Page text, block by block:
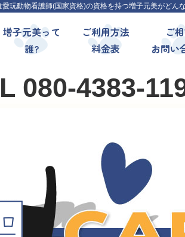
玩動物看護師(国家資格)の資格を持つ増子元美がどん
増子元美って
誰?
ご利用方法
料金表
ご
お問い
080-4383-